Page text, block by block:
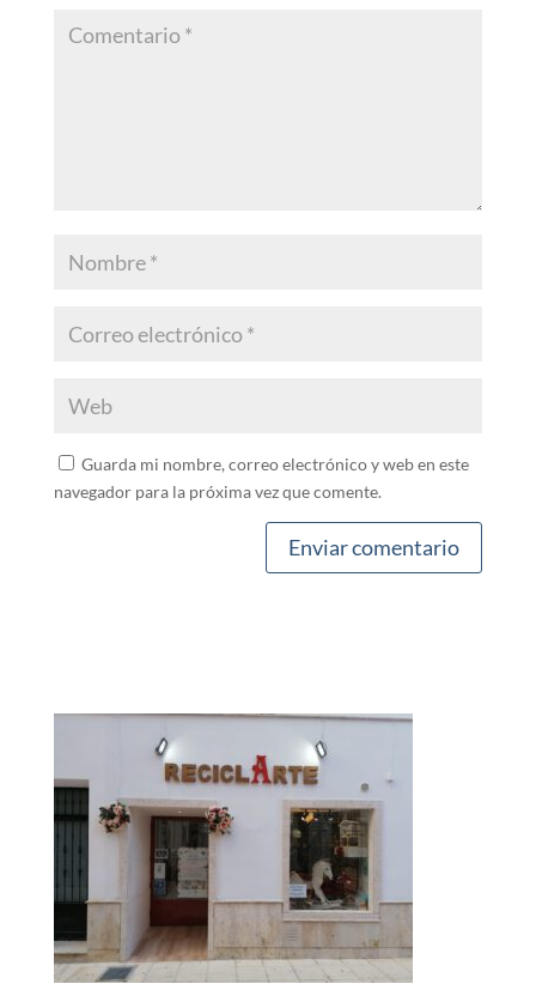
Guarda mi nombre, correo electrónico y web en este
navegador para la próxima vez que comente.